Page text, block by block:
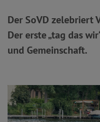
Der SoVD zelebriert
Der erste „tag das
und Gemeinschaft.